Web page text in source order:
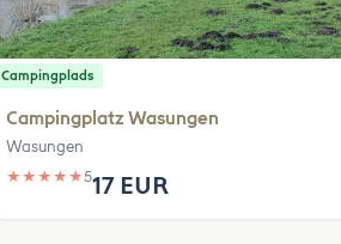
Campingplads
Campingplatz Wasungen
Wasungen
★ ★ ★ ★ ★517 EUR